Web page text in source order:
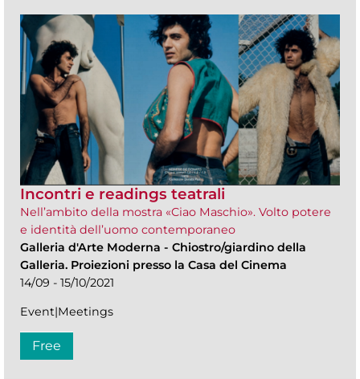
Incontri e readings teatrali
Nell’ambito della mostra «Ciao Maschio». Volto potere
e identità dell’uomo contemporaneo
Galleria d'Arte Moderna - Chiostro/giardino della
Galleria. Proiezioni presso la Casa del Cinema
14/09 - 15/10/2021
Event|Meetings
Free